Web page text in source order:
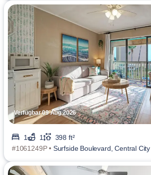
Verfügbar 09 Aug 2026
1 1
398 ft²
#1061249P • Surfside Boulevard, Central City